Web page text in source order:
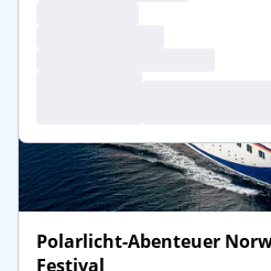
Polarlicht-Abenteuer
Festival